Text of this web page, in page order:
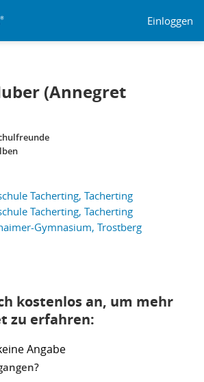
Einloggen
(Annegret
Tacherting, Tacherting
Tacherting, Tacherting
Gymnasium, Trostberg
kostenlos an, um mehr
zu erfahren:
Angabe